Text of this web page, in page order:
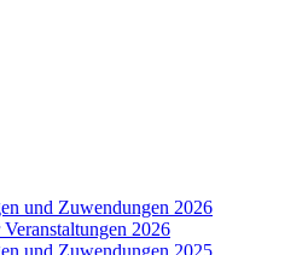
und Zuwendungen 2026
2026
und Zuwendungen 2025